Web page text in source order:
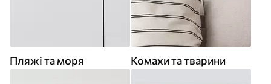
Пляжі та моря Комахи та тварини